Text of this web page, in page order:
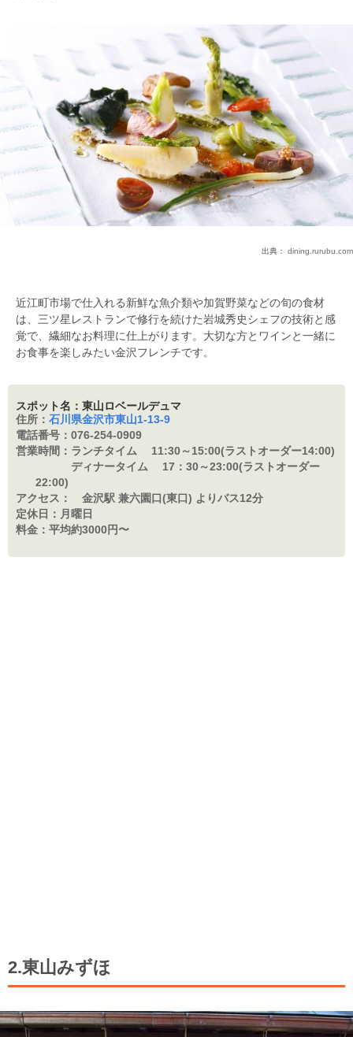
出典： dining.rurubu.com
近江町市場で仕入れる新鮮な魚介類や加賀野菜などの旬の食材
は、三ツ星レストランで修行を続けた岩城秀史シェフの技術と感
覚で、繊細なお料理に仕上がります。大切な方とワインと一緒に
お食事を楽しみたい金沢フレンチです。
スポット名：東山ロベールデュマ
住所： 石川県金沢市東山1-13-9
電話番号： 076-254-0909
営業時間： ランチタイム 11:30～15:00(ラストオーダー14:00)
ディナータイム 17： 30～23:00(ラストオーダー
22:00)
アクセス：
金沢駅 兼六園口(東口) よりバス12分
定休日： 月曜日
料金： 平均約3000円〜
2.東山みずほ